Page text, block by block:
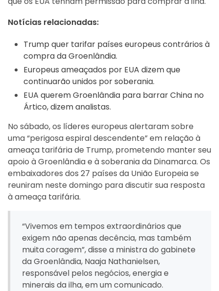
Notícias relacionadas:
Trump quer tarifar países europeus contrários à
compra da Groenlândia.
Europeus ameaçados por EUA dizem que
continuarão unidos por soberania.
EUA querem Groenlândia para barrar China no
Ártico, dizem analistas.
No sábado, os líderes europeus alertaram sobre
uma “perigosa espiral descendente” em relação à
ameaça tarifária de Trump, prometendo manter seu
apoio à Groenlândia e à soberania da Dinamarca. Os
embaixadores dos 27 países da União Europeia se
reuniram neste domingo para discutir sua resposta
à ameaça tarifária.
“Vivemos em tempos extraordinários que
exigem não apenas decência, mas também
muita coragem”, disse a ministra do gabinete
da Groenlândia, Naaja Nathanielsen,
responsável pelos negócios, energia e
minerais da ilha, em um comunicado.